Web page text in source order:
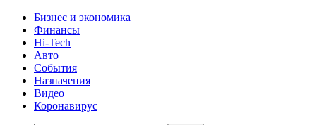
Бизнес и экономика
Финансы
Hi-Tech
Авто
События
Назначения
Видео
Коронавирус